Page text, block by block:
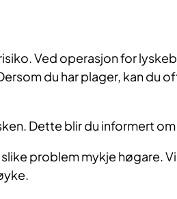
Ved operasjon for
du har plager, kan du
Dette blir du informert
problem mykje høgare.